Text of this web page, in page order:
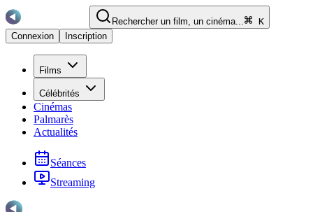
Rechercher un film, un cinéma...
K
Connexion
Inscription
Films
Célébrités
Cinémas
Palmarès
Actualités
Séances
Streaming